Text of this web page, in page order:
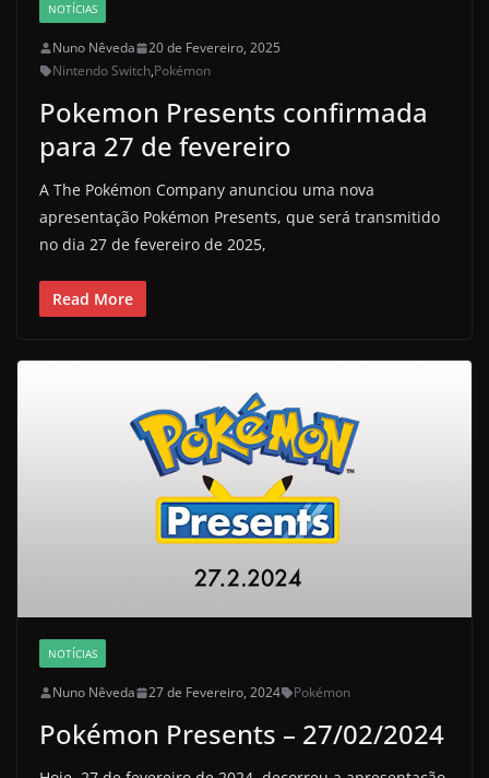
NOTÍCIAS
Nuno Nêveda
20 de Fevereiro, 2025
Nintendo Switch,Pokémon
Pokemon Presents confirmada
para 27 de fevereiro
A The Pokémon Company anunciou uma nova
apresentação Pokémon Presents, que será transmitido
no dia 27 de fevereiro de 2025,
Read More
NOTÍCIAS
Nuno Nêveda 27 de Fevereiro, 2024 Pokémon
Pokémon Presents – 27/02/2024